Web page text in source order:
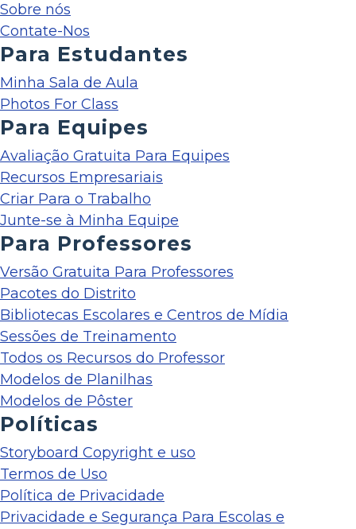
Sobre nós
Contate-Nos
Para Estudantes
Minha Sala de Aula
Photos For Class
Para Equipes
Avaliação Gratuita Para Equipes
Recursos Empresariais
Criar Para o Trabalho
Junte-se à Minha Equipe
Para Professores
Versão Gratuita Para Professores
Pacotes do Distrito
Bibliotecas Escolares e Centros de Mídia
Sessões de Treinamento
Todos os Recursos do Professor
Modelos de Planilhas
Modelos de Pôster
Políticas
Storyboard Copyright e uso
Termos de Uso
Política de Privacidade
Privacidade e Segurança Para Escolas e